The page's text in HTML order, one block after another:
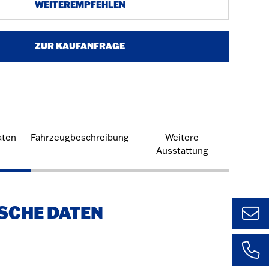
Ulm
+49 (0)
1435 – 0
WEITEREMPFEHLEN
ZUR KAUFANFRAGE
Fahrzeugbeschreibung
Weitere
Ausstattung
DATEN